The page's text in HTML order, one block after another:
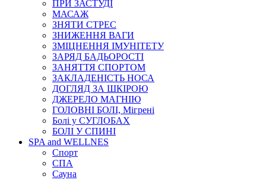
ПРИ ЗАСТУДІ
МАСАЖ
ЗНЯТИ СТРЕС
ЗНИЖЕННЯ ВАГИ
ЗМІЦНЕННЯ ІМУНІТЕТУ
ЗАРЯД БАДЬОРОСТІ
ЗАНЯТТЯ СПОРТОМ
ЗАКЛАДЕНІСТЬ НОСА
ДОГЛЯД ЗА ШКІРОЮ
ДЖЕРЕЛО МАГНІЮ
ГОЛОВНІ БОЛІ, Мігрені
Болі у СУГЛОБАХ
БОЛІ У СПИНІ
SPA and WELLNES
Спорт
СПА
Сауна